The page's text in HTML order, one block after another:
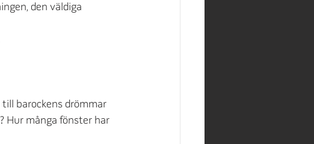
den väldiga
barockens drömmar
Hur många fönster har